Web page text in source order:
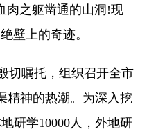
肉之躯凿通的山洞!现
壁上的奇迹。
切嘱托，组织召开全市
精神的热潮。为深入挖
研学10000人，外地研